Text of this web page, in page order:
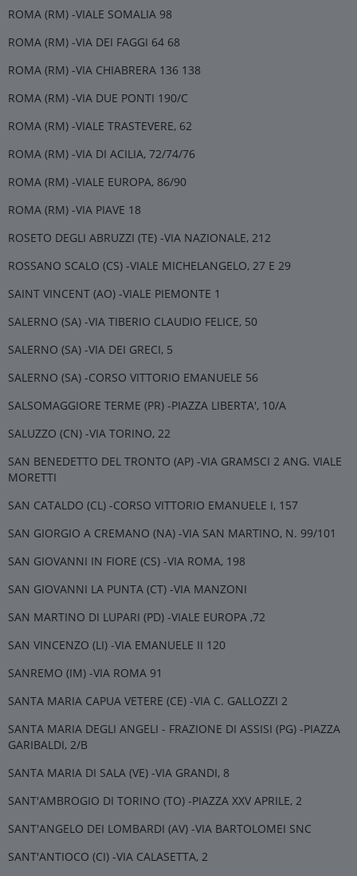
ROMA (RM) -VIALE SOMALIA 98
ROMA (RM) -VIA DEI FAGGI 64 68
ROMA (RM) -VIA CHIABRERA 136 138
ROMA (RM) -VIA DUE PONTI 190/C
ROMA (RM) -VIALE TRASTEVERE, 62
ROMA (RM) -VIA DI ACILIA, 72/74/76
ROMA (RM) -VIALE EUROPA, 86/90
ROMA (RM) -VIA PIAVE 18
ROSETO DEGLI ABRUZZI (TE) -VIA NAZIONALE, 212
ROSSANO SCALO (CS) -VIALE MICHELANGELO, 27 E 29
SAINT VINCENT (AO) -VIALE PIEMONTE 1
SALERNO (SA) -VIA TIBERIO CLAUDIO FELICE, 50
SALERNO (SA) -VIA DEI GRECI, 5
SALERNO (SA) -CORSO VITTORIO EMANUELE 56
SALSOMAGGIORE TERME (PR) -PIAZZA LIBERTA', 10/A
SALUZZO (CN) -VIA TORINO, 22
SAN BENEDETTO DEL TRONTO (AP) -VIA GRAMSCI 2 ANG. VIALE
MORETTI
SAN CATALDO (CL) -CORSO VITTORIO EMANUELE I, 157
SAN GIORGIO A CREMANO (NA) -VIA SAN MARTINO, N. 99/101
SAN GIOVANNI IN FIORE (CS) -VIA ROMA, 198
SAN GIOVANNI LA PUNTA (CT) -VIA MANZONI
SAN MARTINO DI LUPARI (PD) -VIALE EUROPA ,72
SAN VINCENZO (LI) -VIA EMANUELE II 120
SANREMO (IM) -VIA ROMA 91
SANTA MARIA CAPUA VETERE (CE) -VIA C. GALLOZZI 2
SANTA MARIA DEGLI ANGELI - FRAZIONE DI ASSISI (PG) -PIAZZA
GARIBALDI, 2/B
SANTA MARIA DI SALA (VE) -VIA GRANDI, 8
SANT'AMBROGIO DI TORINO (TO) -PIAZZA XXV APRILE, 2
SANT'ANGELO DEI LOMBARDI (AV) -VIA BARTOLOMEI SNC
SANT'ANTIOCO (CI) -VIA CALASETTA, 2